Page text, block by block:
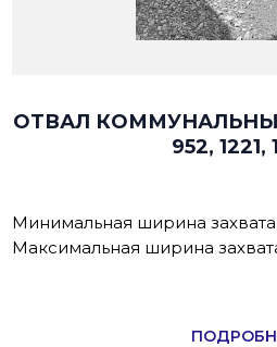
ОТВАЛ
952, 1221,
Минимальная ширина
Максимальная ширина